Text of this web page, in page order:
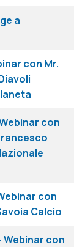
a
con Mr.
con
con
Calcio
Webinar con